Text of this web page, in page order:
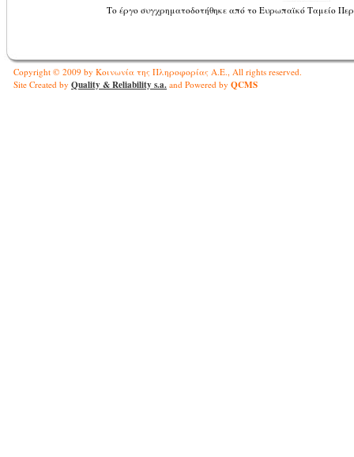
Το έργο συγχρηματοδοτήθηκε από το Ευρωπαϊκό Ταμείο
Copyright © 2009 by Κοινωνία της Πληροφορίας Α.Ε., All rights reserved.
Site Created by Quality & Reliability s.a. and Powered by QCMS